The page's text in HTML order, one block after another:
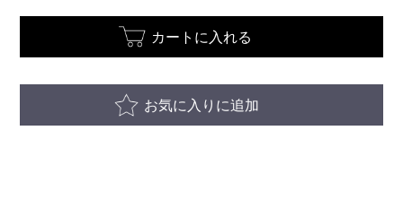
カートに入れる
お気に入りに追加